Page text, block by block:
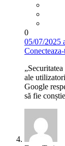
0
05/07/2025
ale
Google
să fie